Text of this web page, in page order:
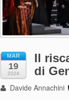
MAR
19
2024
Il
di
Davide Annachini